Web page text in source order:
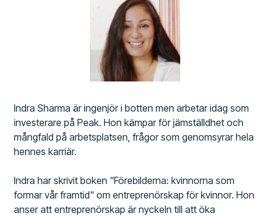
Indra Sharma är ingenjör i botten men arbetar idag som
investerare på Peak. Hon kämpar för jämställdhet och
mångfald på arbetsplatsen, frågor som genomsyrar hela
hennes karriär.
Indra har skrivit boken "Förebilderna: kvinnorna som
formar vår framtid" om entreprenörskap för kvinnor. Hon
anser att entreprenörskap är nyckeln till att öka